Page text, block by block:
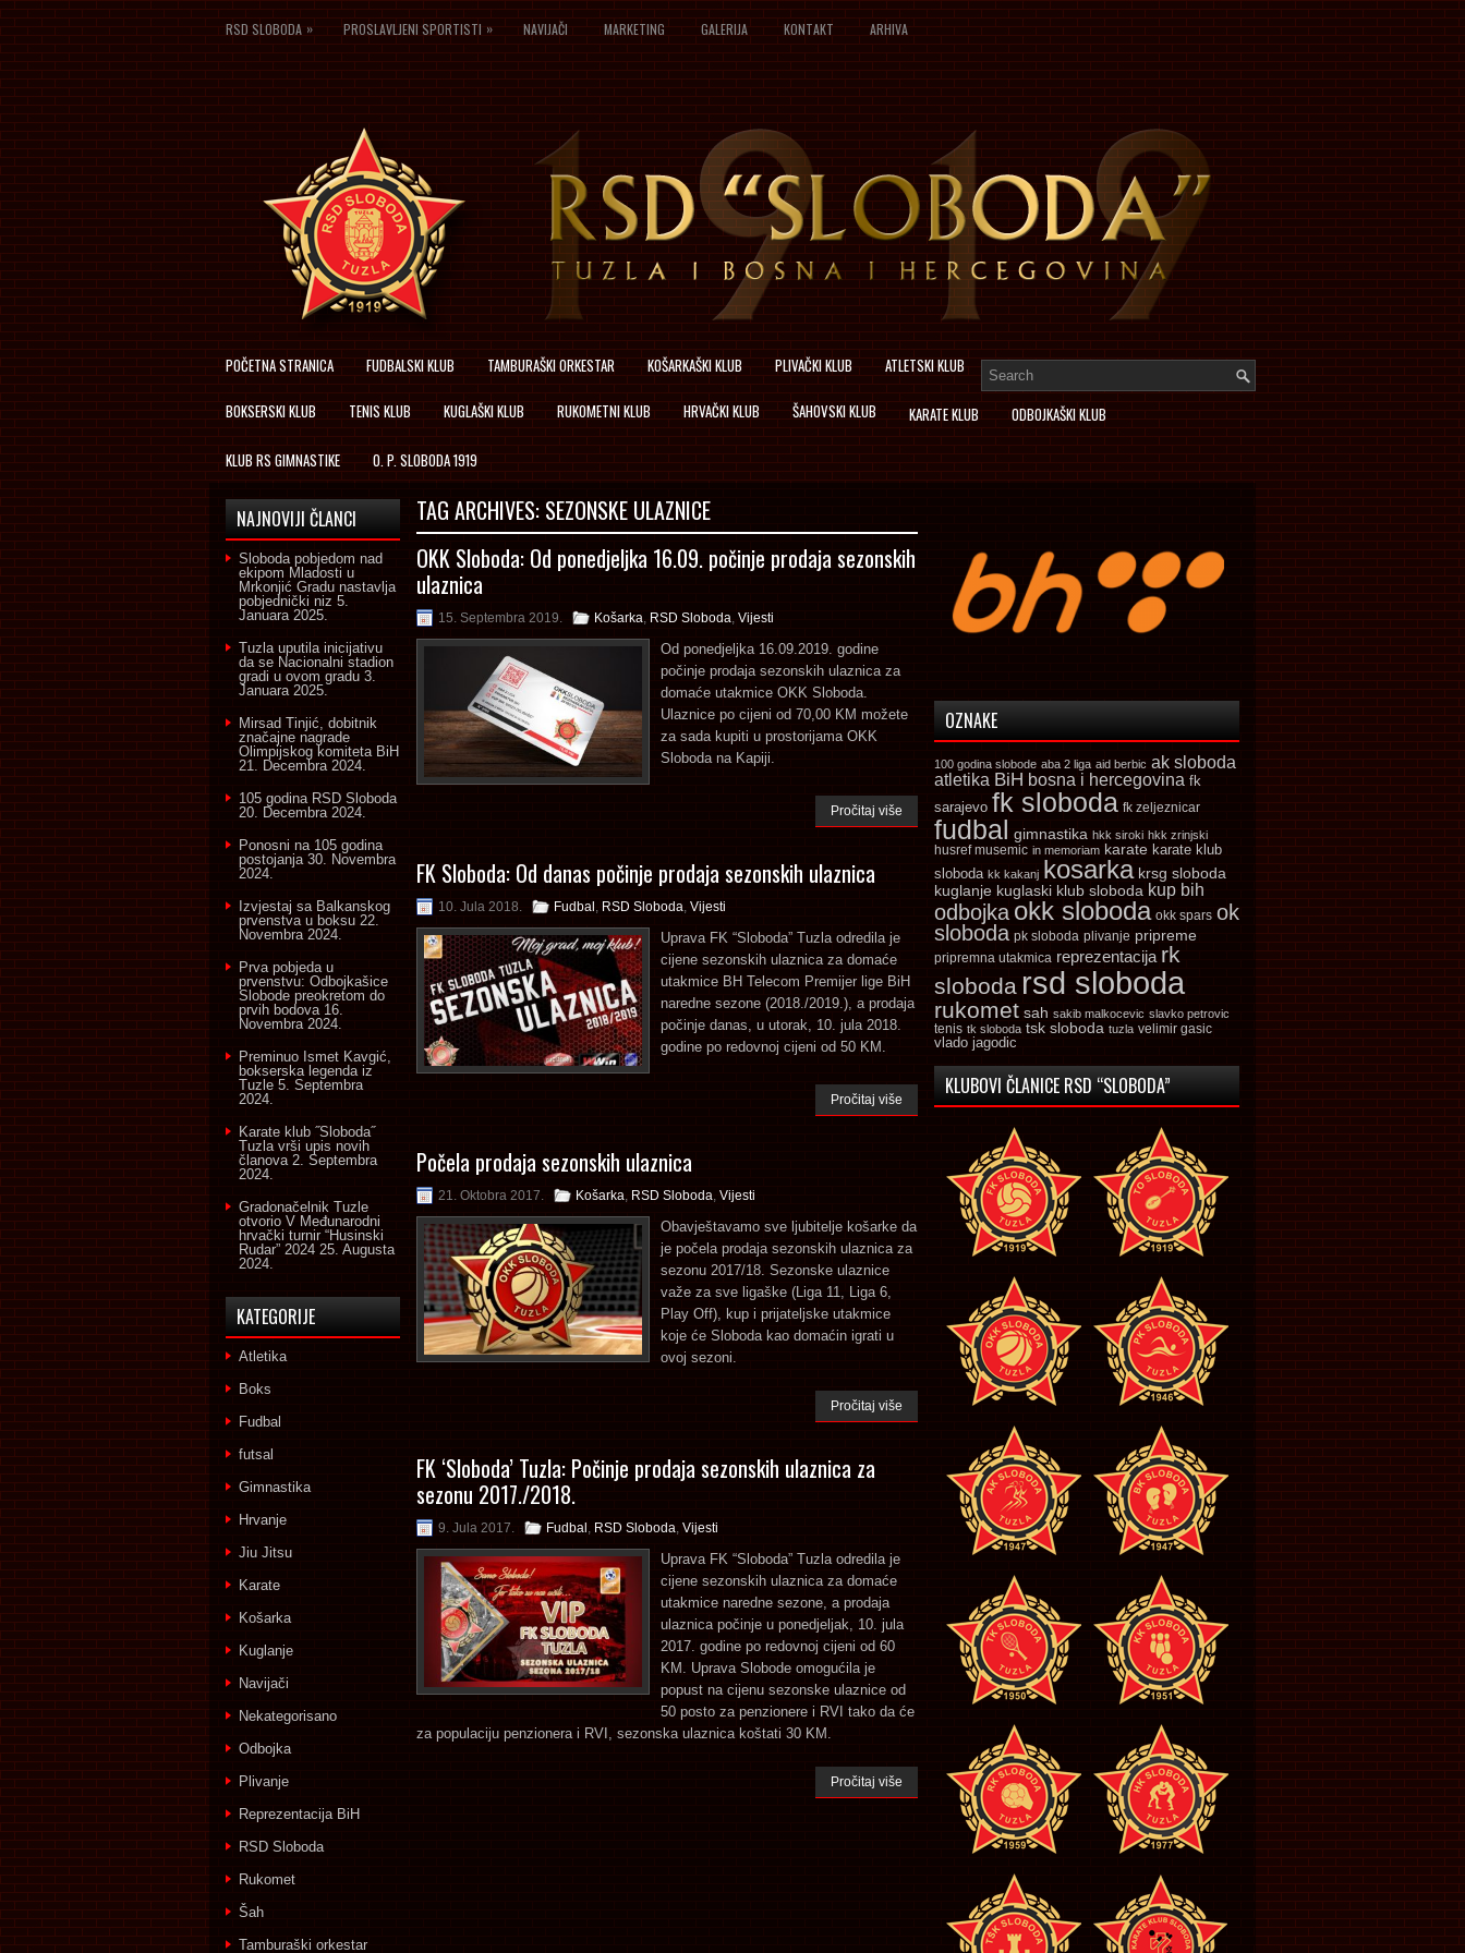
RSD SLOBODA » PROSLAVLJENI SPORTISTI » NAVIJAČI MARKETING GALERIJA KONTAKT ARHIVA
POČETNA STRANICA FUDBALSKI KLUB TAMBURAŠKI ORKESTAR KOŠARKAŠKI KLUB PLIVAČKI KLUB ATLETSKI KLUB
BOKSERSKI KLUB TENIS KLUB KUGLAŠKI KLUB RUKOMETNI KLUB HRVAČKI KLUB ŠAHOVSKI KLUB KARATE KLUB ODBOJKAŠKI KLUB
KLUB RS GIMNASTIKE O. P. SLOBODA 1919
TAG ARCHIVES: SEZONSKE ULAZNICE
OKK Sloboda: Od ponedjeljka 16.09. počinje prodaja sezonskih
ulaznica
15. Septembra 2019. Košarka, RSD Sloboda, Vijesti
Od ponedjeljka 16.09.2019. godine
počinje prodaja sezonskih ulaznica za
domaće utakmice OKK Sloboda.
Ulaznice po cijeni od 70,00 KM možete
za sada kupiti u prostorijama OKK
Sloboda na Kapiji.
Pročitaj više
FK Sloboda: Od danas počinje prodaja sezonskih ulaznica
10. Jula 2018. Fudbal , RSD Sloboda, Vijesti
Uprava FK “Sloboda” Tuzla odredila je
cijene sezonskih ulaznica za domaće
utakmice BH Telecom Premijer lige BiH
naredne sezone (2018./2019.), a prodaja
počinje danas, u utorak, 10. jula 2018.
godine po redovnoj cijeni od 50 KM.
Pročitaj više
Počela prodaja sezonskih ulaznica
21. Oktobra 2017. Košarka, RSD Sloboda, Vijesti
Obavještavamo sve ljubitelje košarke da
je počela prodaja sezonskih ulaznica za
sezonu 2017/18. Sezonske ulaznice
važe za sve ligaške (Liga 11, Liga 6,
Play Off), kup i prijateljske utakmice
koje će Sloboda kao domaćin igrati u
ovoj sezoni.
Pročitaj više
FK ‘Sloboda’ Tuzla: Počinje prodaja sezonskih ulaznica za
sezonu 2017./2018.
9. Jula 2017. Fudbal , RSD Sloboda, Vijesti
Uprava FK “Sloboda” Tuzla odredila je
cijene sezonskih ulaznica za domaće
utakmice naredne sezone, a prodaja
ulaznica počinje u ponedjeljak, 10. jula
2017. godine po redovnoj cijeni od 60
KM. Uprava Slobode omogućila je
popust na cijenu sezonske ulaznice od
50 posto za penzionere i RVI tako da će
za populaciju penzionera i RVI, sezonska ulaznica koštati 30 KM.
Pročitaj više
NAJNOVIJI ČLANCI
Sloboda pobjedom nad
ekipom Mladosti u
Mrkonjić Gradu nastavlja
pobjednički niz 5.
Januara 2025.
Tuzla uputila inicijativu
da se Nacionalni stadion
gradi u ovom gradu 3.
Januara 2025.
Mirsad Tinjić, dobitnik
značajne nagrade
Olimpijskog komiteta BiH
21. Decembra 2024.
105 godina RSD Sloboda
20. Decembra 2024.
Ponosni na 105 godina
postojanja 30. Novembra
2024.
Izvjestaj sa Balkanskog
prvenstva u boksu 22.
Novembra 2024.
Prva pobjeda u
prvenstvu: Odbojkašice
Slobode preokretom do
prvih bodova 16.
Novembra 2024.
Preminuo Ismet Kavgić,
bokserska legenda iz
Tuzle 5. Septembra
2024.
Karate klub ˝Sloboda˝
Tuzla vrši upis novih
članova 2. Septembra
2024.
Gradonačelnik Tuzle
otvorio V Međunarodni
hrvački turnir “Husinski
Rudar” 2024 25. Augusta
2024.
KATEGORIJE
Atletika
Boks
Fudbal
futsal
Gimnastika
Hrvanje
Jiu Jitsu
Karate
Košarka
Kuglanje
Navijači
Nekategorisano
Odbojka
Plivanje
Reprezentacija BiH
RSD Sloboda
Rukomet
Šah
Tamburaški orkestar
OZNAKE
100 godina slobode aba 2 liga aid berbic ak sloboda
atletika BiH bosna i hercegovina fk
sarajevo fk sloboda fk zeljeznicar
fudbal gimnastika hkk siroki hkk zrinjski
husref musemic in memoriam karate karate klub
sloboda kk kakanj kosarka krsg sloboda
kuglanje kuglaski klub sloboda kup bih
odbojka okk sloboda okk spars ok
sloboda pk sloboda plivanje pripreme
pripremna utakmica reprezentacija rk
sloboda rsd sloboda
rukomet sah sakib malkocevic slavko petrovic
tenis tk sloboda tsk sloboda tuzla velimir gasic
vlado jagodic
KLUBOVI ČLANICE RSD “SLOBODA”